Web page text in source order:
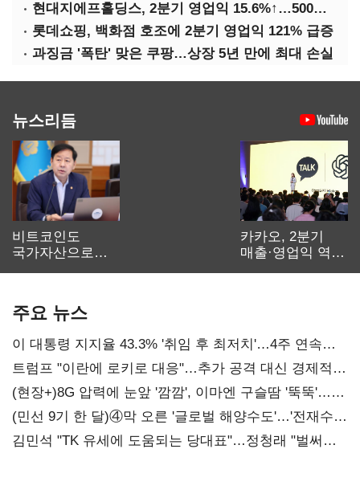
현대지에프홀딩스, 2분기 영업익 15.6%↑…500억 규모 자사주 매입
롯데쇼핑, 백화점 호조에 2분기 영업익 121% 급증
과징금 '폭탄' 맞은 쿠팡…상장 5년 만에 최대 손실
뉴스리듬
비트코인도
국가자산으로…'
카카오, 2분기
매출·영업익 역대
주요 뉴스
이 대통령 지지율 43.3% '취임 후 최저치'…4주 연속
'하락'
트럼프 "이란에 로키로 대응"…추가 공격 대신 경제적
압박 시사
(현장+)8G 압력에 눈앞 '깜깜', 이마엔 구슬땀 '뚝뚝'…
화려한 에어쇼 뒤 땀방울
(민선 9기 한 달)④막 오른 '글로벌 해양수도'…'전재수
리더십' 시험대
김민석 "TK 유세에 도움되는 당대표"…정청래 "벌써